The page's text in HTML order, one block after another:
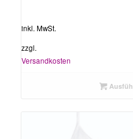
inkl. MwSt.
zzgl.
Versandkosten